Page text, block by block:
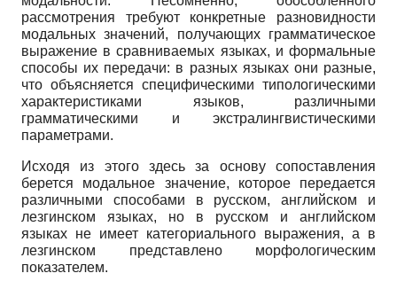
рассмотрения требуют конкретные разновидности
модальных значений, получающих грамматическое
выражение в сравниваемых языках, и формальные
способы их передачи: в разных языках они разные,
что объясняется специфическими типологическими
характеристиками языков, различными
грамматическими и экстралингвистическими
параметрами.
Исходя из этого здесь за основу сопоставления
берется модальное значение, которое передается
различными способами в русском, английском и
лезгинском языках, но в русском и английском
языках не имеет категориального выражения, а в
лезгинском представлено морфологическим
показателем.